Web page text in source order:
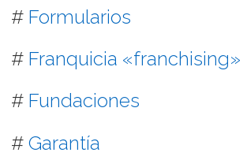
# Formularios
# Franquicia «franchising»
# Fundaciones
# Garantía